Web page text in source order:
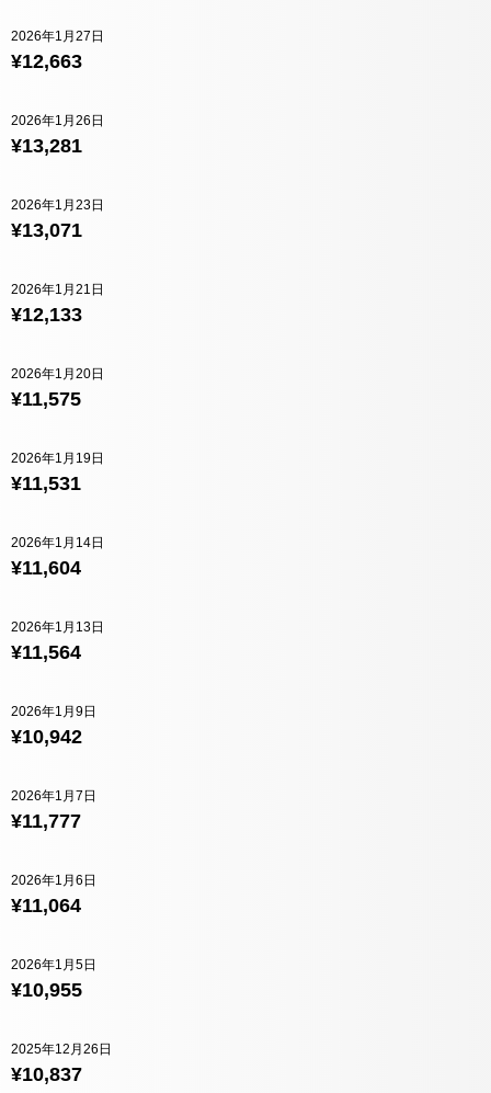
¥12,663
2026年1月27日
¥13,281
2026年1月26日
¥13,071
2026年1月23日
¥12,133
2026年1月21日
¥11,575
2026年1月20日
¥11,531
2026年1月19日
¥11,604
2026年1月14日
¥11,564
2026年1月13日
¥10,942
2026年1月9日
¥11,777
2026年1月7日
¥11,064
2026年1月6日
¥10,955
2026年1月5日
¥10,837
2025年12月26日